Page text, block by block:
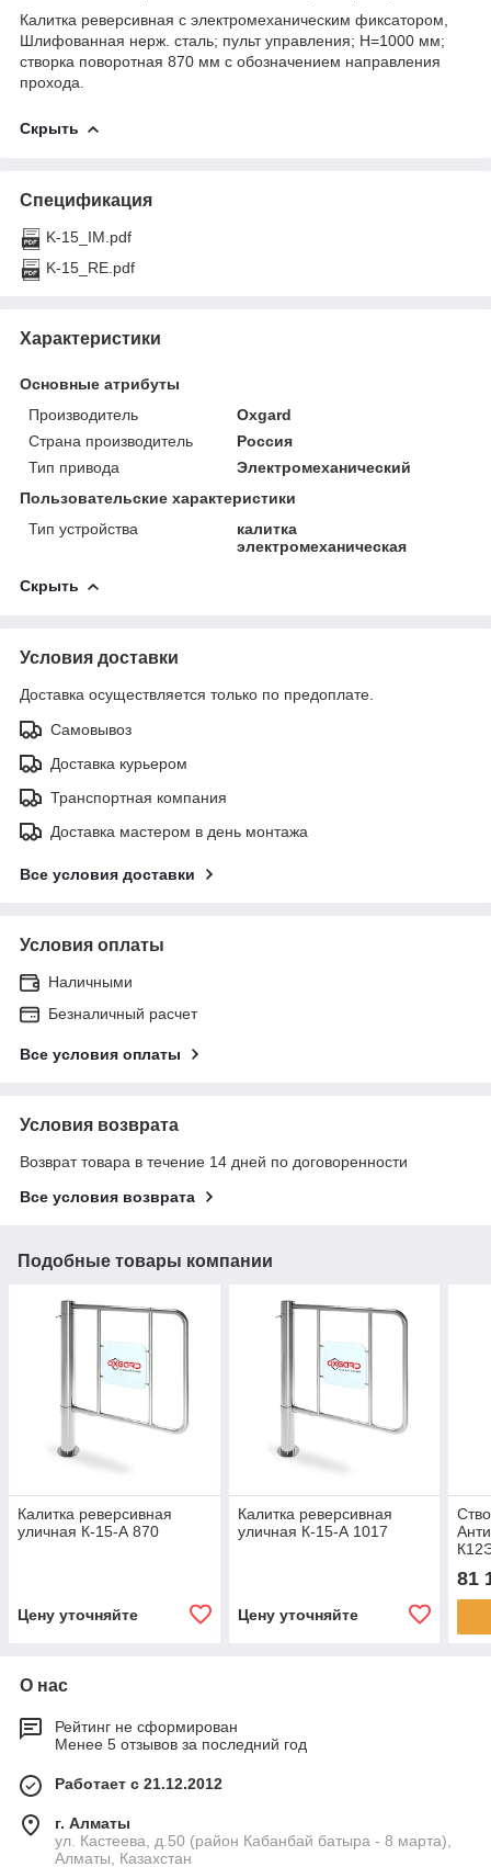
Калитка реверсивная с электромеханическим фиксатором,
Шлифованная нерж. сталь; пульт управления; Н=1000 мм;
створка поворотная 870 мм с обозначением направления
прохода.
Скрыть
Спецификация
K-15_IM.pdf
K-15_RE.pdf
Характеристики
Основные атрибуты
Производитель
Oxgard
Страна производитель
Россия
Тип привода
Электромеханический
Пользовательские характеристики
Тип устройства
калитка
электромеханическая
Скрыть
Условия доставки
Доставка осуществляется только по предоплате.
Самовывоз
Доставка курьером
Транспортная компания
Доставка мастером в день монтажа
Все условия доставки
Условия оплаты
Наличными
Безналичный расчет
Все условия оплаты
Условия возврата
Возврат товара в течение 14 дней по договоренности
Все условия возврата
Подобные товары компании
Калитка реверсивная
уличная К-15-А 870
Цену уточняйте
Калитка реверсивная
уличная К-15-А 1017
Цену уточняйте
81
О нас
Рейтинг не сформирован
Менее 5 отзывов за последний год
Работает с 21.12.2012
г. Алматы
ул. Кастеева, д.50 (район Кабанбай батыра - 8 марта),
Алматы, Казахстан